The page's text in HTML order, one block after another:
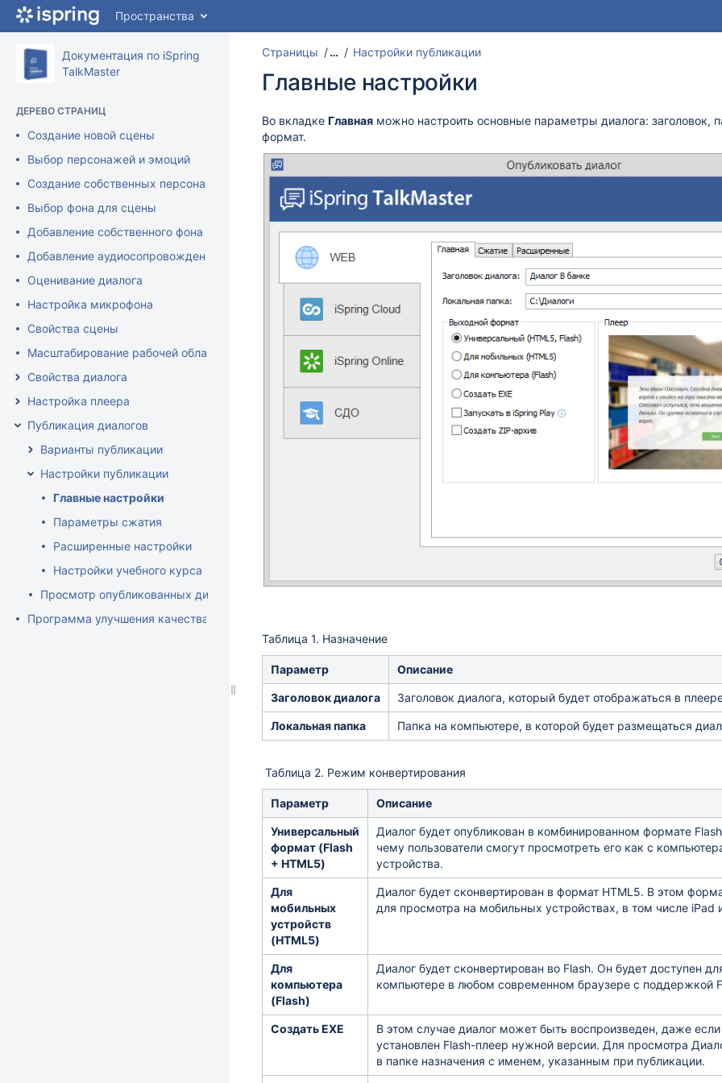
Перейти
содержимому
assistive.skiplink.to.breadcrumbs
assistive.skiplink.to.quick.search
Пространства
Документация по iSpring
TalkMaster
ДЕРЕВО СТРАНИЦ
Создание новой сцены
Выбор персонажей и эмоций
Создание собственных персонажей
Выбор фона для сцены
Добавление собственного фона
Добавление аудиосопровождения в iSpring TalkMaster
Оценивание диалога
Настройка микрофона
Свойства сцены
Масштабирование рабочей области
Свойства диалога
Настройка плеера
Публикация диалогов
Варианты публикации
Настройки публикации
Главные настройки
Параметры сжатия
Расширенные настройки
Настройки учебного курса
Просмотр опубликованных диалогов
Программа улучшения качества продукта
Страницы … Настройки публикации
Главные настройки
Во вкладке Главная можно настроить основные параметры диалога: заголовок,
формат.
Таблица 1. Назначение
Заголовок диалога Заголовок диалога, который будет отображаться в
Локальная папка Папка на компьютере, в которой будет размещаться
Параметр Описание
Таблица 2. Режим конвертирования
Универсальный
формат (Flash
+ HTML5)
Диалог будет опубликован в комбинированном формате
чему пользователи смогут просмотреть его как с
устройства.
Для
мобильных
устройств
(HTML5)
Диалог будет сконвертирован в формат HTML5. В этом
для просмотра на мобильных устройствах, в том числе iPad
Для
компьютера
(Flash)
Диалог будет сконвертирован во Flash. Он будет доступен
компьютере в любом современном браузере с поддержкой
Создать EXE
В этом случае диалог может быть воспроизведен, даже
установлен Flash-плеер нужной версии. Для просмотра
в папке назначения с именем, указанным при публикации.
Параметр Описание